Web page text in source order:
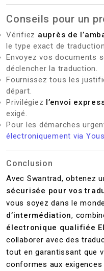
Conseils pour un
Vérifiez auprès de
le type exact de
Envoyez vos documents
déclencher la traduction.
Fournissez tous les
départ.
Privilégiez l’envoi
exigé.
Pour les démarches
électroniquement via
Conclusion
Avec Swantrad, obtenez
sécurisée pour vos
vous soyez dans le
d’intermédiation,
électronique qualifiée
collaborer avec des
tout en garantissant que
conformes aux